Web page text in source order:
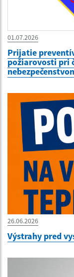
01.07.2026
Prijatie
požiarovosti pri
26.06.2026
Výstrahy pred